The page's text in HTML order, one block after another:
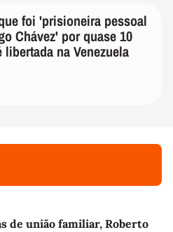
foi 'prisioneira pessoal
Chávez' por quase 10
libertada na Venezuela
de união familiar, Roberto